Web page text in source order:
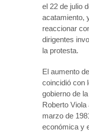
el 22 de julio
acatamiento,
reaccionar
dirigentes
la protesta.
El aumento
coincidió con
gobierno de
Roberto
marzo de
económica y